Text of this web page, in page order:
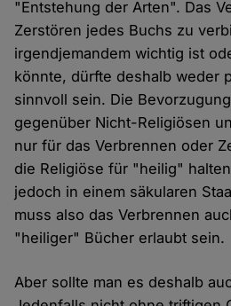
"Entstehung der Arten". Das
Zerstören jedes Buchs zu
irgendjemandem wichtig ist
könnte, dürfte deshalb weder
sinnvoll sein. Die
gegenüber Nicht-Religiösen
nur für das Verbrennen oder
die Religiöse für "heilig"
jedoch in einem säkularen
muss also das Verbrennen
"heiliger" Bücher erlaubt sein.
Aber sollte man es deshalb